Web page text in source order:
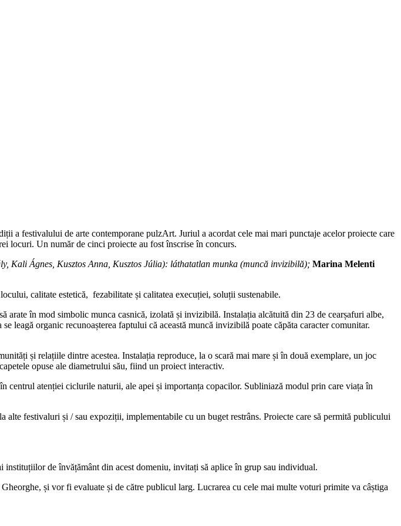
a festivalului de arte contemporane pulzArt. Juriul a acordat cele mai mari punctaje acelor proiecte care
locuri. Un număr de cinci proiecte au fost înscrise în concurs.
Kali Ágnes, Kusztos Anna, Kusztos Júlia): láthatatlan munka (muncă invizibilă); Marina Melenti
calitate estetică, fezabilitate și calitatea execuției, soluții sustenabile.
arate în mod simbolic munca casnică, izolată și invizibilă. Instalația alcătuită din 23 de cearșafuri albe,
leagă organic recunoașterea faptului că această muncă invizibilă poate căpăta caracter comunitar.
și relațiile dintre acestea. Instalația reproduce, la o scară mai mare și în două exemplare, un joc
opuse ale diametrului său, fiind un proiect interactiv.
centrul atenției ciclurile naturii, ale apei și importanța copacilor. Subliniază modul prin care viața în
festivaluri și / sau expoziții, implementabile cu un buget restrâns. Proiecte care să permită publicului
de învățământ din acest domeniu, invitați să aplice în grup sau individual.
și vor fi evaluate și de către publicul larg. Lucrarea cu cele mai multe voturi primite va câștiga